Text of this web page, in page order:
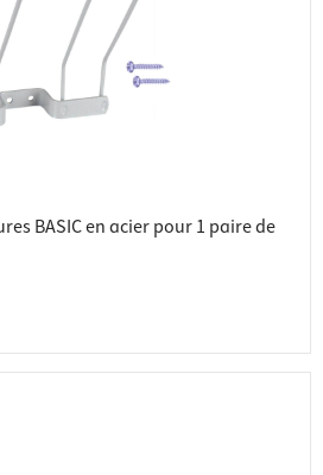
BASIC en acier pour 1 paire de